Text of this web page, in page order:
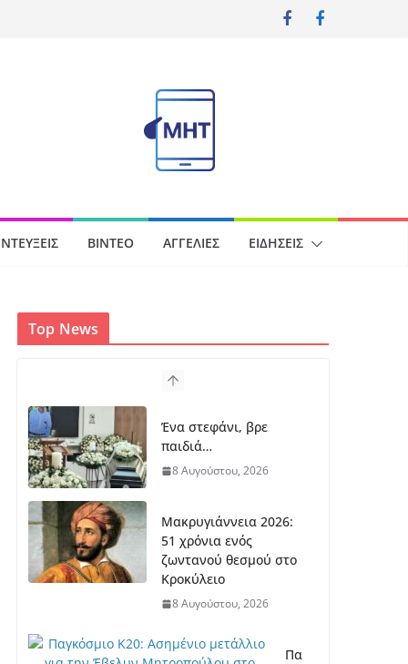
ΒΊΝΤΕΟ ΑΓΓΕΛΊΕΣ ΕΙΔΉΣΕΙΣ
Top News
Ένα στεφάνι, βρε
παιδιά…
8 Αυγούστου, 2026
Μακρυγιάννεια 2026:
51 χρόνια ενός
ζωντανού θεσμού στο
Κροκύλειο
8 Αυγούστου, 2026
Πα